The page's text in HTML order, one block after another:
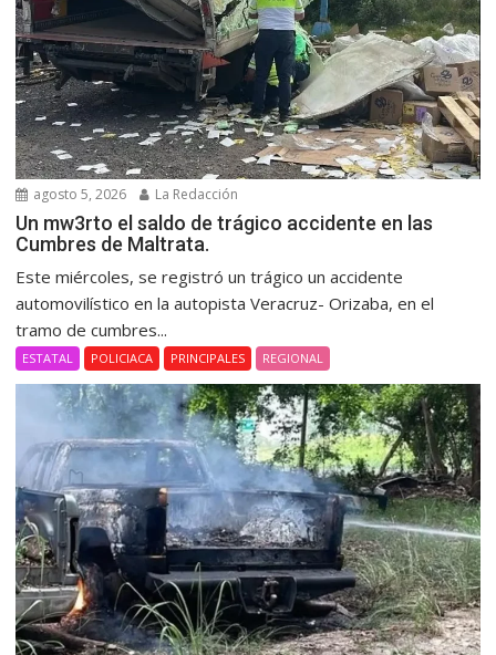
agosto 5, 2026 La Redacción
Un mw3rto el saldo de trágico accidente en las
Cumbres de Maltrata.
Este miércoles, se registró un trágico un accidente
automovilístico en la autopista Veracruz- Orizaba, en el
tramo de cumbres...
ESTATAL POLICIACA PRINCIPALES REGIONAL